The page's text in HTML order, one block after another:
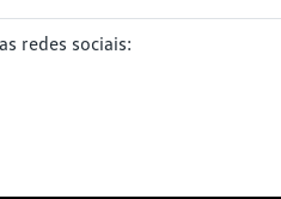
redes sociais: